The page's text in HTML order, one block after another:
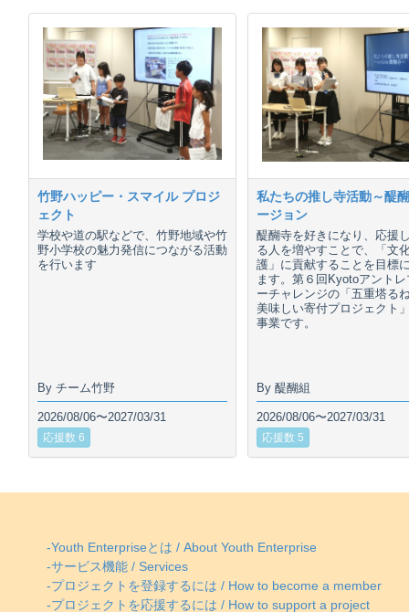
竹野ハッピー・スマイル プロジ
ェクト
学校や道の駅などで、竹野地域や竹
野小学校の魅力発信につながる活動
を行います
By チーム竹野
2026/08/06〜2027/03/31
応援数 6
私たちの推し寺活動～醍
ージョン
醍醐寺を好きになり、応援
る人を増やすことで、「文
護」に貢献することを目標
ます。第６回Kyotoアント
ーチャレンジの「五重塔る
美味しい寄付プロジェクト
事業です。
By 醍醐組
2026/08/06〜2027/03/31
応援数 5
-Youth Enterpriseとは / About Youth Enterprise
-サービス機能 / Services
-プロジェクトを登録するには / How to become a member
-プロジェクトを応援するには / How to support a project